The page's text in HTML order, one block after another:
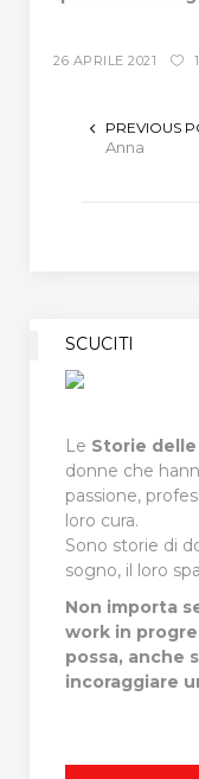
26 APRILE 2021
PREVIOUS
Anna
SCUCITI
Le Storie
donne che
passione,
loro cura.
Sono storie di
sogno, il loro
Non importa
work in
possa, anche
incoraggiare